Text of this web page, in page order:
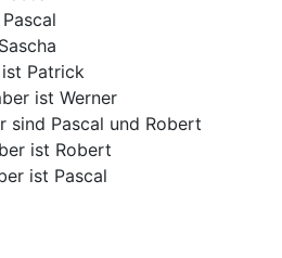
Patrick
ist Werner
sind Pascal und Robert
ist Robert
ist Pascal